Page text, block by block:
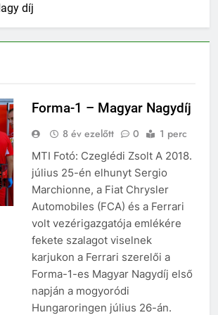
díj
Forma-1 – Magyar Nagydíj
8 év ezelőtt 0 1 perc
MTI Fotó: Czeglédi Zsolt A 2018.
július 25-én elhunyt Sergio
Marchionne, a Fiat Chrysler
Automobiles (FCA) és a Ferrari
volt vezérigazgatója emlékére
fekete szalagot viselnek
karjukon a Ferrari szerelői a
Forma-1-es Magyar Nagydíj első
napján a mogyoródi
Hungaroringen július 26-án.